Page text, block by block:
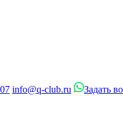
info@q-club.ru Задать